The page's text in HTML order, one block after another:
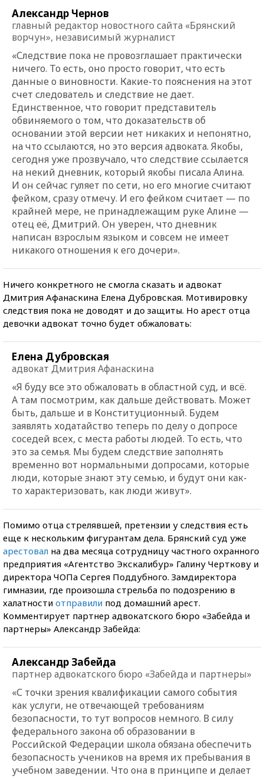
Александр Чернов
главный редактор новостного сайта «Брянский
ворчун», независимый журналист
«Следствие пока не провозглашает практически
ничего. То есть, оно просто говорит, что есть
данные о виновности. Какие-то пояснения на этот
счет следователь и следствие не дает.
Единственное, что говорит представитель
обвиняемого о том, что доказательств об
основании этой версии нет никаких и непонятно,
на что ссылаются, но это версия адвоката. Якобы,
сегодня уже прозвучало, что следствие ссылается
на некий дневник, который якобы писала Алина.
И он сейчас гуляет по сети, но его многие считают
фейком, сразу отмечу. И его фейком считает — по
крайней мере, не принадлежащим руке Алине —
отец её, Дмитрий. Он уверен, что дневник
написан взрослым языком и совсем не имеет
никакого отношения к его дочери».
Ничего конкретного не смогла сказать и адвокат
Дмитрия Афанаскина Елена Дубровская. Мотивировку
следствия пока не доводят и до защиты. Но арест отца
девочки адвокат точно будет обжаловать:
Елена Дубровская
адвокат Дмитрия Афанаскина
«Я буду все это обжаловать в областной суд, и всё.
А там посмотрим, как дальше действовать. Может
быть, дальше и в Конституционный. Будем
заявлять ходатайство теперь по делу о допросе
соседей всех, с места работы людей. То есть, что
это за семья. Мы будем следствие заполнять
временно вот нормальными допросами, которые
люди, которые знают эту семью, и будут они как-
то характеризовать, как люди живут».
Помимо отца стрелявшей, претензии у следствия есть
еще к нескольким фигурантам дела. Брянский суд уже
арестовал на два месяца сотрудницу частного охранного
предприятия «Агентство Экскалибур» Галину Черткову и
директора ЧОПа Сергея Поддубного. Замдиректора
гимназии, где произошла стрельба по подозрению в
халатности отправили под домашний арест.
Комментирует партнер адвокатского бюро «Забейда и
партнеры» Александр Забейда:
Александр Забейда
партнер адвокатского бюро «Забейда и партнеры»
«С точки зрения квалификации самого события
как услуги, не отвечающей требованиям
безопасности, то тут вопросов немного. В силу
федерального закона об образовании в
Российской Федерации школа обязана обеспечить
безопасность учеников на время их пребывания в
учебном заведении. Что она в принципе и делает